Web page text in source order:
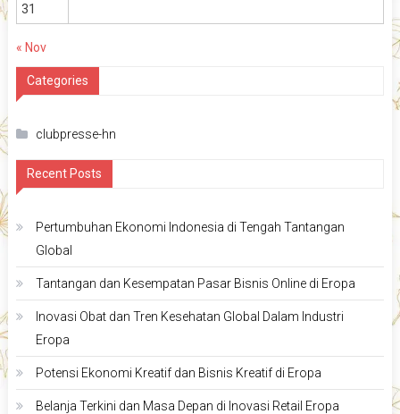
31
« Nov
Categories
clubpresse-hn
Recent Posts
Pertumbuhan Ekonomi Indonesia di Tengah Tantangan
Global
Tantangan dan Kesempatan Pasar Bisnis Online di Eropa
Inovasi Obat dan Tren Kesehatan Global Dalam Industri
Eropa
Potensi Ekonomi Kreatif dan Bisnis Kreatif di Eropa
Belanja Terkini dan Masa Depan di Inovasi Retail Eropa